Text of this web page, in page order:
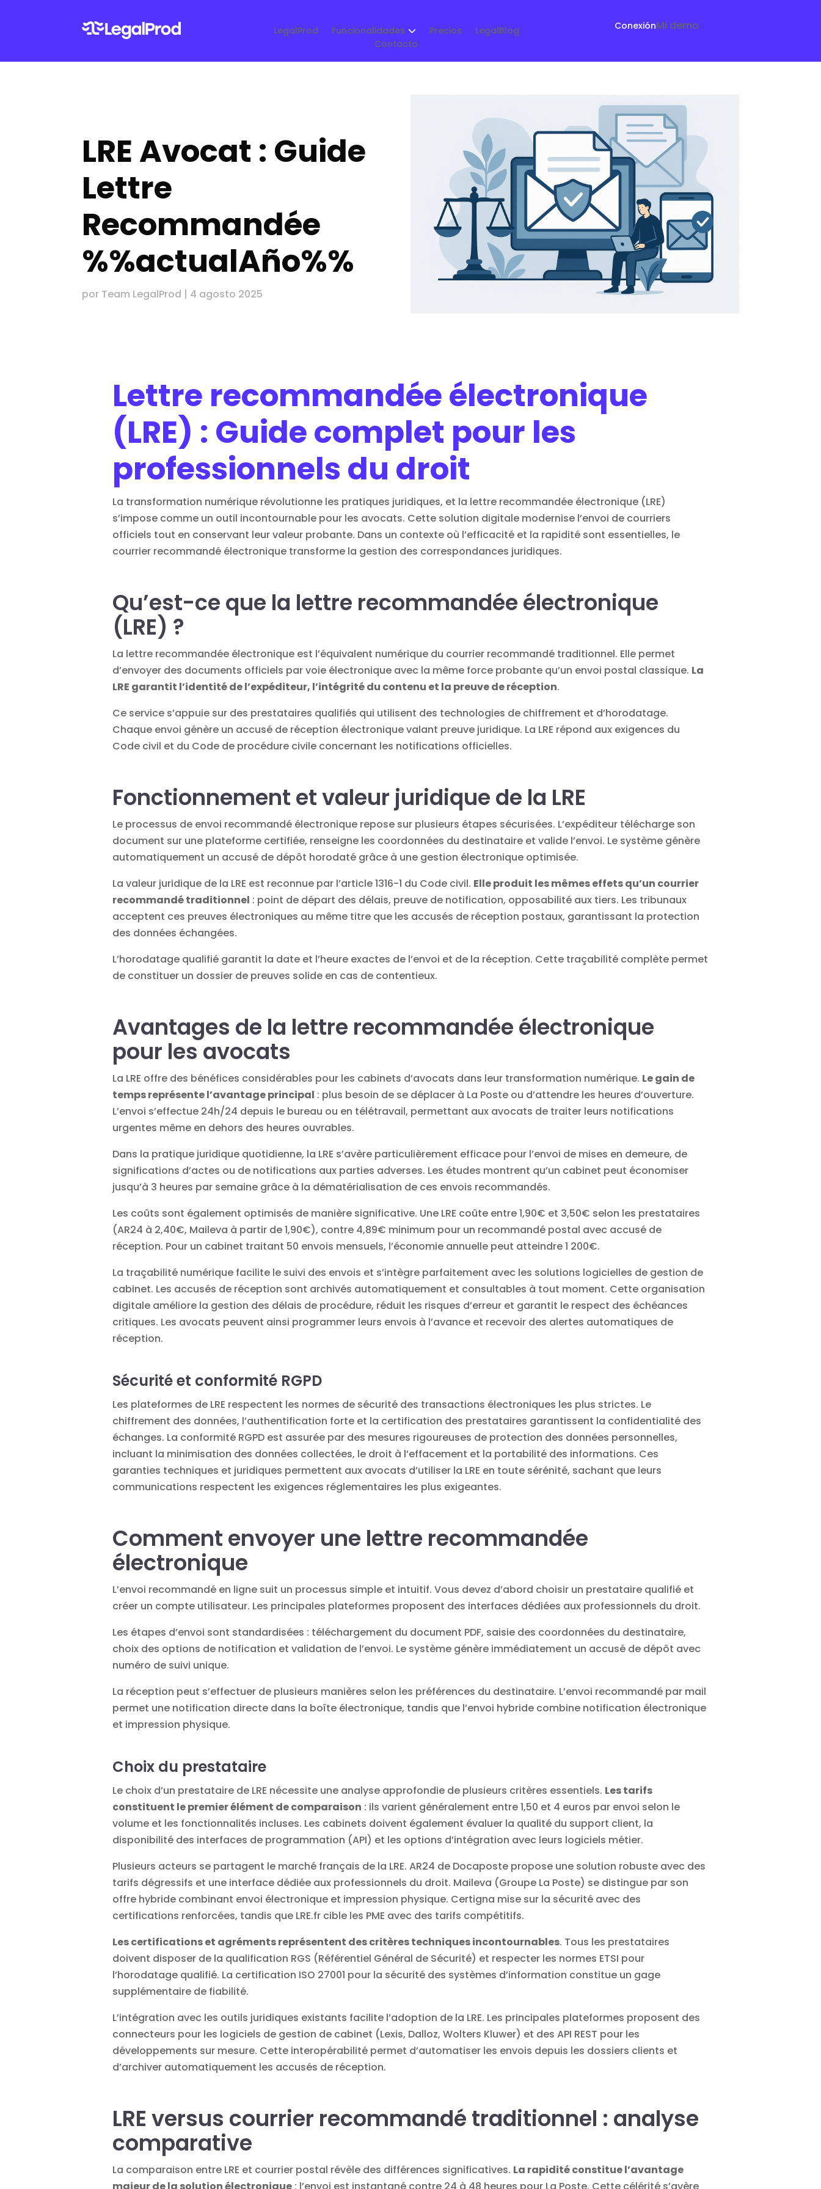
LegalProd Funcionalidades Precios
LegalBlog
Contacto
ConexiónMi demo
LRE Avocat : Guide
Lettre
Recommandée
%%actualAño%%
por Team LegalProd | 4 agosto 2025
Lettre recommandée électronique
(LRE) : Guide complet pour les
professionnels du droit
La transformation numérique révolutionne les pratiques juridiques, et la lettre recommandée électronique (LRE)
s’impose comme un outil incontournable pour les avocats. Cette solution digitale modernise l’envoi de courriers
officiels tout en conservant leur valeur probante. Dans un contexte où l’efficacité et la rapidité sont essentielles, le
courrier recommandé électronique transforme la gestion des correspondances juridiques.
Qu’est-ce que la lettre recommandée électronique
(LRE) ?
La lettre recommandée électronique est l’équivalent numérique du courrier recommandé traditionnel. Elle permet
d’envoyer des documents officiels par voie électronique avec la même force probante qu’un envoi postal classique. La
LRE garantit l’identité de l’expéditeur, l’intégrité du contenu et la preuve de réception.
Ce service s’appuie sur des prestataires qualifiés qui utilisent des technologies de chiffrement et d’horodatage.
Chaque envoi génère un accusé de réception électroniquevalant preuve juridique. La LRE répond aux exigences du
Code civil et du Code de procédure civile concernant les notifications officielles.
Fonctionnement et valeur juridique de la LRE
Le processus de envoi recommandé électronique repose sur plusieurs étapes sécurisées. L’expéditeur télécharge son
document sur une plateforme certifiée, renseigne les coordonnées du destinataire et valide l’envoi. Le système génère
automatiquement un accusé de dépôt horodaté grâce à une gestion électronique optimisée.
La valeur juridique de la LRE est reconnue par l’article 1316-1 du Code civil. Elle produit les mêmes effets qu’un courrier
recommandé traditionnel : point de départ des délais, preuve de notification, opposabilité aux tiers. Les tribunaux
acceptent ces preuves électroniques au même titre que les accusés de réception postaux, garantissant la protection
des données échangées.
L’horodatage qualifié garantit la date et l’heure exactes de l’envoi et de la réception. Cette traçabilité complète permet
de constituer un dossier de preuves solide en cas de contentieux.
Avantages de la lettre recommandée électronique
pour les avocats
La LRE offre des bénéfices considérables pour les cabinets d’avocats dans leur transformation numérique. Le gain de
temps représente l’avantage principal : plus besoin de se déplacer à La Poste ou d’attendre les heures d’ouverture.
L’envoi s’effectue 24h/24 depuis le bureau ou en télétravail, permettant aux avocats de traiter leurs notifications
urgentes même en dehors des heures ouvrables.
Dans la pratique juridique quotidienne, la LRE s’avère particulièrement efficace pour l’envoi de mises en demeure, de
significations d’actes ou de notifications aux parties adverses. Les études montrent qu’un cabinet peut économiser
jusqu’à 3 heures par semaine grâce à la dématérialisation de ces envois recommandés.
Les coûts sont également optimisés de manière significative. Une LRE coûte entre 1,90€ et 3,50€ selon les prestataires
(AR24 à 2,40€, Maileva à partir de 1,90€), contre 4,89€ minimum pour un recommandé postal avec accusé de
réception. Pour un cabinet traitant 50 envois mensuels, l’économie annuelle peut atteindre 1 200€.
La traçabilité numérique facilite le suivi des envois et s’intègre parfaitement avec les solutions logicielles de gestion de
cabinet. Les accusés de réception sont archivés automatiquement et consultables à tout moment. Cette organisation
digitale améliore la gestion des délais de procédure, réduit les risques d’erreur et garantit le respect des échéances
critiques. Les avocats peuvent ainsi programmer leurs envois à l’avance et recevoir des alertes automatiques de
réception.
Sécurité et conformité RGPD
Les plateformes de LRE respectent les normes de sécurité des transactions électroniques les plus strictes. Le
chiffrement des données, l’authentification forte et la certification des prestataires garantissent la confidentialité des
échanges. La conformité RGPD est assurée par des mesures rigoureuses de protection des données personnelles,
incluant la minimisation des données collectées, le droit à l’effacement et la portabilité des informations. Ces
garanties techniques et juridiques permettent aux avocats d’utiliser la LRE en toute sérénité, sachant que leurs
communications respectent les exigences réglementaires les plus exigeantes.
Comment envoyer une lettre recommandée
électronique
L’envoi recommandé en ligne suit un processus simple et intuitif. Vous devez d’abord choisir un prestataire qualifié et
créer un compte utilisateur. Les principales plateformes proposent des interfaces dédiées aux professionnels du droit.
Les étapes d’envoi sont standardisées : téléchargement du document PDF, saisie des coordonnées du destinataire,
choix des options de notification et validation de l’envoi. Le système génère immédiatement un accusé de dépôt avec
numéro de suivi unique.
La réception peut s’effectuer de plusieurs manières selon les préférences du destinataire. L’envoi recommandé par mail
permet une notification directe dans la boîte électronique, tandis que l’envoi hybride combine notification électronique
et impression physique.
Choix du prestataire
Le choix d’un prestataire de LRE nécessite une analyse approfondie de plusieurs critères essentiels. Les tarifs
constituent le premier élément de comparaison : ils varient généralement entre 1,50 et 4 euros par envoi selon le
volume et les fonctionnalités incluses. Les cabinets doivent également évaluer la qualité du support client, la
disponibilité des interfaces de programmation (API) et les options d’intégration avec leurs logiciels métier.
Plusieurs acteurs se partagent le marché français de la LRE.AR24 de Docaposte propose une solution robuste avec des
tarifs dégressifs et une interface dédiée aux professionnels du droit. Maileva (Groupe La Poste) se distingue par son
offre hybride combinant envoi électronique et impression physique. Certigna mise sur la sécurité avec des
certifications renforcées, tandis que LRE.fr cible les PME avec des tarifs compétitifs.
Les certifications et agréments représentent des critères techniques incontournables. Tous les prestataires
doivent disposer de la qualification RGS (Référentiel Général de Sécurité) et respecter les normes ETSI pour
l’horodatage qualifié. La certification ISO 27001 pour la sécurité des systèmes d’information constitue un gage
supplémentaire de fiabilité.
L’intégration avec les outils juridiques existants facilite l’adoption de la LRE. Les principales plateformes proposent des
connecteurs pour les logiciels de gestion de cabinet (Lexis, Dalloz, Wolters Kluwer) et des API REST pour les
développements sur mesure. Cette interopérabilité permet d’automatiser les envois depuis les dossiers clients et
d’archiver automatiquement les accusés de réception.
LRE versus courrier recommandé traditionnel : analyse
comparative
La comparaison entre LRE et courrier postal révèle des différences significatives. La rapidité constitue l’avantage